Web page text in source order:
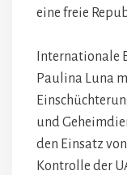
eine freie
Internationale
Paulina Luna
und
den Einsatz
Kontrolle der